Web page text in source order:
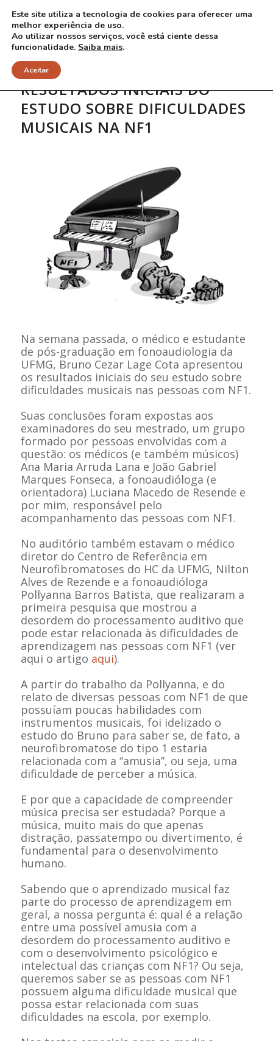
RESULTADOS INICIAIS DO
ESTUDO SOBRE DIFICULDADES
MUSICAIS NA NF1
Na semana passada, o médico e estudante
de pós-graduação em fonoaudiologia da
UFMG, Bruno Cezar Lage Cota apresentou
os resultados iniciais do seu estudo sobre
dificuldades musicais nas pessoas com NF1.
Suas conclusões foram expostas aos
examinadores do seu mestrado, um grupo
formado por pessoas envolvidas com a
questão: os médicos (e também músicos)
Ana Maria Arruda Lana e João Gabriel
Marques Fonseca, a fonoaudióloga (e
orientadora) Luciana Macedo de Resende e
por mim, responsável pelo
acompanhamento das pessoas com NF1.
No auditório também estavam o médico
diretor do Centro de Referência em
Neurofibromatoses do HC da UFMG, Nilton
Alves de Rezende e a fonoaudióloga
Pollyanna Barros Batista, que realizaram a
primeira pesquisa que mostrou a
desordem do processamento auditivo que
pode estar relacionada às dificuldades de
aprendizagem nas pessoas com NF1 (ver
aqui o artigo aqui).
A partir do trabalho da Pollyanna, e do
relato de diversas pessoas com NF1 de que
possuíam poucas habilidades com
instrumentos musicais, foi idelizado o
estudo do Bruno para saber se, de fato, a
neurofibromatose do tipo 1 estaria
relacionada com a “amusia”, ou seja, uma
dificuldade de perceber a música.
E por que a capacidade de compreender
música precisa ser estudada? Porque a
música, muito mais do que apenas
distração, passatempo ou divertimento, é
fundamental para o desenvolvimento
humano.
Sabendo que o aprendizado musical faz
parte do processo de aprendizagem em
geral, a nossa pergunta é: qual é a relação
entre uma possível amusia com a
desordem do processamento auditivo e
com o desenvolvimento psicológico e
intelectual das crianças com NF1? Ou seja,
queremos saber se as pessoas com NF1
possuem alguma dificuldade musical que
possa estar relacionada com suas
dificuldades na escola, por exemplo.
Este site utiliza a tecnologia de cookies para oferecer uma
melhor experiência de uso.
Ao utilizar nossos serviços, você está ciente dessa
funcionalidade. Saiba mais.
Aceitar